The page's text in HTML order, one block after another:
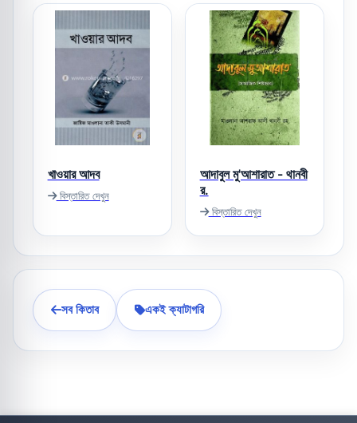
খাওয়ার আদব
বিস্তারিত দেখুন
আদাবুল মু'আশারাত - থানবী
র.
বিস্তারিত দেখুন
সব কিতাব একই ক্যাটাগরি